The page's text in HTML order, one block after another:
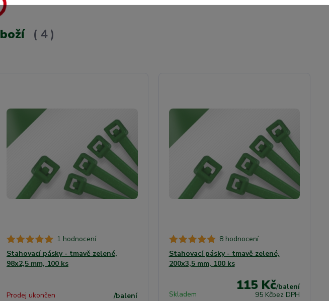
4
1 hodnocení
Stahovací pásky - tmavě zelené,
98x2,5 mm, 100 ks
/balení
Prodej ukončen
8 hodnocení
Stahovací pásky - tmavě zelené,
200x3,5 mm, 100 ks
115 Kč/balení
95 Kčbez DPH
Skladem